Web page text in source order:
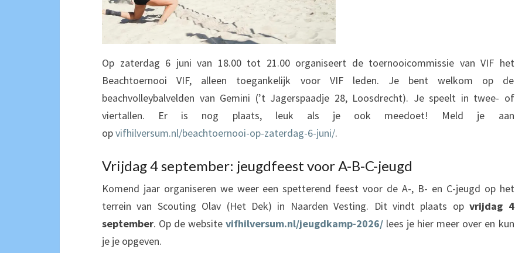
​Op zaterdag 6 juni van 18.00 tot 21.00 organiseert de toernooicommissie van VIF het
Beachtoernooi VIF, alleen toegankelijk voor VIF leden. Je bent welkom op de
beachvolleybalvelden van Gemini (’t Jagerspaadje 28, Loosdrecht). Je speelt in twee- of
viertallen. Er is nog plaats, leuk als je ook meedoet! Meld je aan
opvifhilversum.nl/beachtoernooi-op-zaterdag-6-juni/.
Vrijdag 4 september: jeugdfeest voor A-B-C-jeugd
Komend jaar organiseren we weer een spetterend feest voor de A-, B- en C-jeugd op het
terrein van Scouting Olav (Het Dek) in Naarden Vesting. Dit vindt plaats opvrijdag 4
september. Op de websitevifhilversum.nl/jeugdkamp-2026/ lees je hier meer over en kun
je je opgeven.